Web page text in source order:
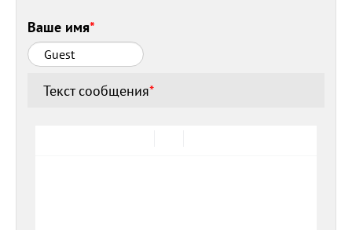
Ваше имя*
Текст сообщения*